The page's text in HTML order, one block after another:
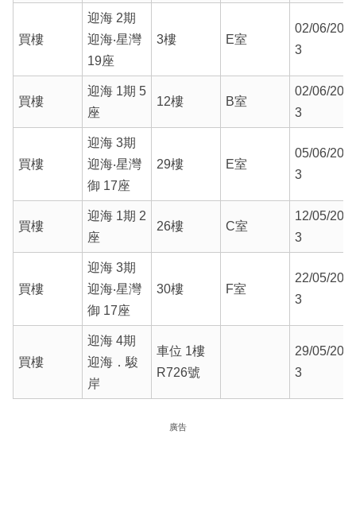
買樓
迎海 2期
迎海‧星灣
19座
3樓 E室
02/06/202
3
買樓
迎海 1期 5
座
12樓 B室
02/06/202
3
買樓
迎海 3期
迎海‧星灣
御 17座
29樓 E室
05/06/202
3
買樓
迎海 1期 2
座
26樓 C室
12/05/202
3
買樓
迎海 3期
迎海‧星灣
御 17座
30樓 F室
22/05/202
3
買樓
迎海 4期
迎海．駿
岸
車位 1樓
R726號
29/05/202
3
廣告